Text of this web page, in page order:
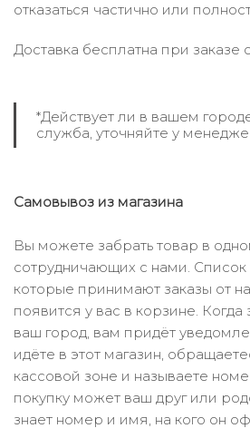
отказаться частично или
Доставка бесплатна при заказе
*Действует ли в вашем
служба, уточняйте у
Самовывоз из магазина
Вы можете забрать товар в
сотрудничающих с нами. Список
которые принимают заказы от
появится у вас в корзине. Когда
ваш город, вам придёт
идёте в этот магазин,
кассовой зоне и называете
покупку может ваш друг или
знает номер и имя, на кого он